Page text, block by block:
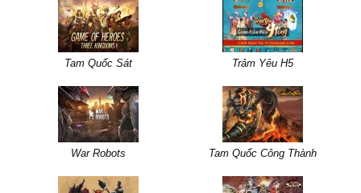
Tam Quốc Sát Trảm Yêu H5
War Robots Tam Quốc Công Thành